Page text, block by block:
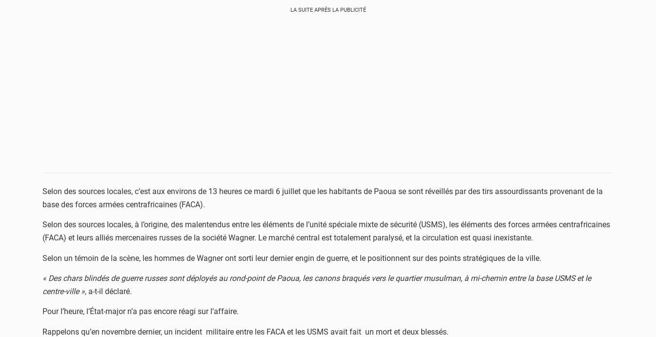
LA SUITE APRÈS LA PUBLICITÉ
Selon des sources locales, c’est aux environs de 13 heures ce mardi 6 juillet que les habitants de Paoua se sont réveillés par des tirs assourdissants provenant de la
base des forces armées centrafricaines (FACA).
Selon des sources locales, à l’origine, des malentendus entre les éléments de l’unité spéciale mixte de sécurité (USMS), les éléments des forces armées centrafricaines
(FACA) et leurs alliés mercenaires russes de la société Wagner. Le marché central est totalement paralysé, et la circulation est quasi inexistante.
Selon un témoin de la scène, les hommes de Wagner ont sorti leur dernier engin de guerre, et le positionnent sur des points stratégiques de la ville.
« Des chars blindés de guerre russes sont déployés au rond-point de Paoua, les canons braqués vers le quartier musulman, à mi-chemin entre la base USMS et le
centre-ville », a-t-il déclaré.
Pour l’heure, l’État-major n’a pas encore réagi sur l’affaire.
Rappelons qu’en novembre dernier, un incident militaire entre les FACA et les USMS avait fait un mort et deux blessés.